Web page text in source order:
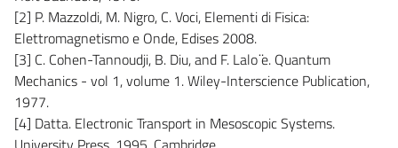
[2] P. Mazzoldi, M. Nigro, C. Voci, Elementi di Fisica:
Elettromagnetismo e Onde, Edises 2008.
[3] C. Cohen-Tannoudji, B. Diu, and F. Lalo ̈e. Quantum
Mechanics - vol 1, volume 1. Wiley-Interscience Publication,
1977.
[4] Datta. Electronic Transport in Mesoscopic Systems.